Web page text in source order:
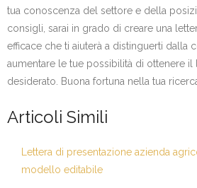
tua conoscenza del settore e della
consigli, sarai in grado di creare una
efficace che ti aiuterà a distinguerti dalla
aumentare le tue possibilità di ottenere
desiderato. Buona fortuna nella tua
Articoli Simili
Lettera di presentazione azienda
modello editabile